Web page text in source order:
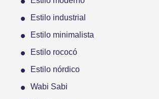
Estilo industrial
Estilo minimalista
Estilo rococó
Estilo nórdico
Wabi Sabi